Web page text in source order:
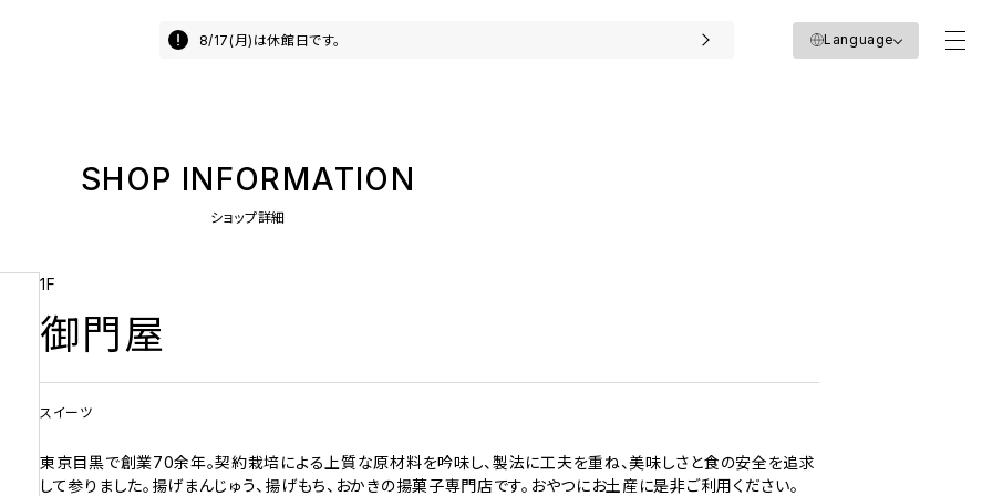
Language
8/17(月)は休館日です。
SHOP INFORMATION
ショップ詳細
1F
御門屋
スイーツ
東京目黒で創業70余年。契約栽培による上質な原材料を吟味し、製法に工夫を重ね、美味しさと食の安全を追求
して参りました。揚げまんじゅう、揚げもち、おかきの揚菓子専門店です。おやつにお土産に是非ご利用ください。